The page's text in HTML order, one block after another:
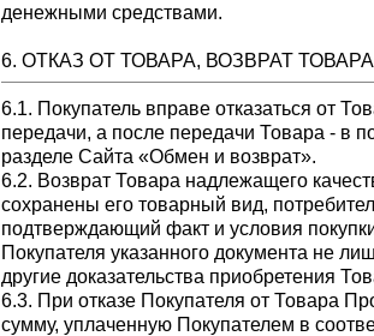
денежными средствами.
6. ОТКАЗ ОТ ТОВАРА, ВОЗВРАТ
6.1. Покупатель вправе отказаться от
передачи, а после передачи Товара - в
разделе Сайта «Обмен и возврат».
6.2. Возврат Товара надлежащего
сохранены его товарный вид,
подтверждающий факт и условия
Покупателя указанного документа не
другие доказательства приобретения
6.3. При отказе Покупателя от Товара
сумму, уплаченную Покупателем в